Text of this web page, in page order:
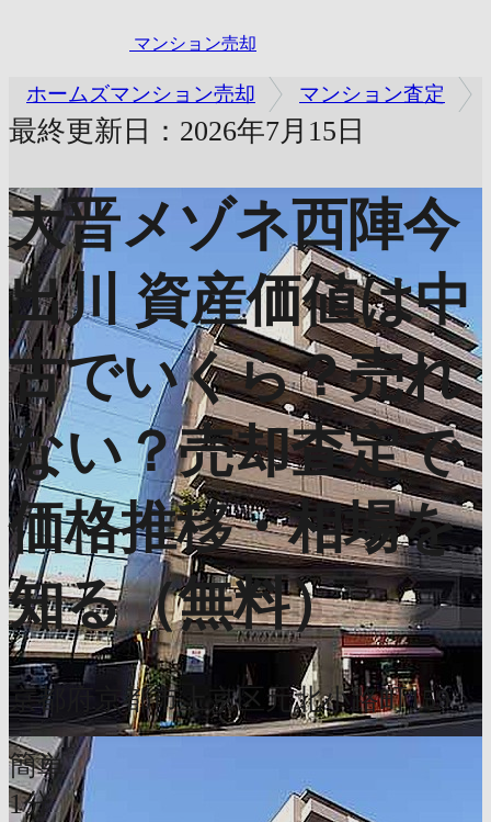
マンション売却
ホームズマンション売却 マンション査定
最終更新日：2026年7月15日
大晋メゾネ西陣今
出川 資産価値は中
古でいくら？売れ
ない？売却査定で
価格推移・相場を
知る（無料）
京都府京都市上京区元北小路町159
簡単
1分